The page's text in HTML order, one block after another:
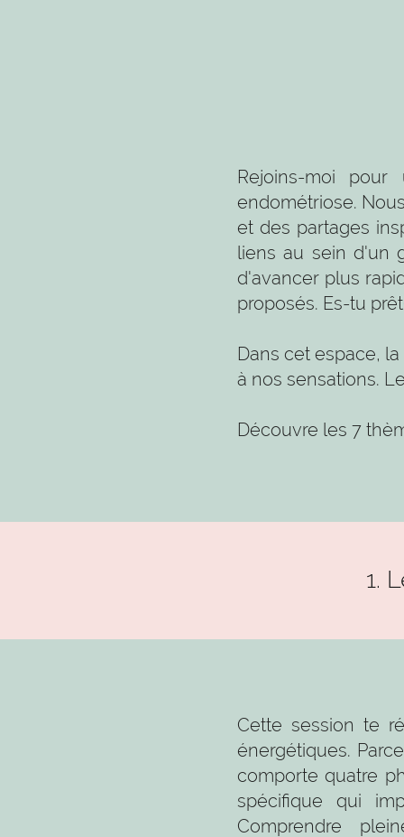
Rejoins-moi
endométriose.
et des partages
liens au sein d'un
d'avancer plus
proposés. Es-tu
Dans cet espace,
à nos sensations.
Découvre les 7
1.
Cette session te
énergétiques.
comporte quatre
spécifique qui
Comprendre